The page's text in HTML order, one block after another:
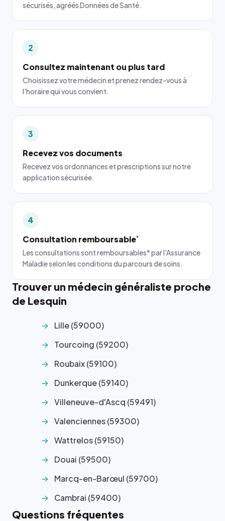
sécurisés, agréés Données de Santé.
2
Consultez maintenant ou plus tard
Choisissez votre médecin et prenez rendez-vous à
l'horaire qui vous convient.
3
Recevez vos documents
Recevez vos ordonnances et prescriptions sur notre
application sécurisée.
4
Consultation remboursable*
Les consultations sont remboursables* par l'Assurance
Maladie selon les conditions du parcours de soins.
Trouver un médecin généraliste proche
de Lesquin
Lille (59000)
Tourcoing (59200)
Roubaix (59100)
Dunkerque (59140)
Villeneuve-d'Ascq (59491)
Valenciennes (59300)
Wattrelos (59150)
Douai (59500)
Marcq-en-Barœul (59700)
Cambrai (59400)
Questions fréquentes